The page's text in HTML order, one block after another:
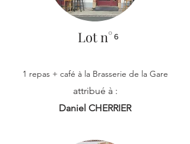
Lot n° 6
1 repas + café à la Brasserie de la Gare
attribué à :
Daniel CHERRIER